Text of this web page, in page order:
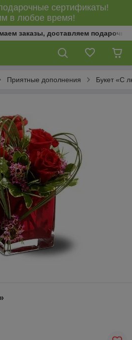
сертификаты!
в любое время!
заказы, доставляем
Приятные дополнения Букет «С